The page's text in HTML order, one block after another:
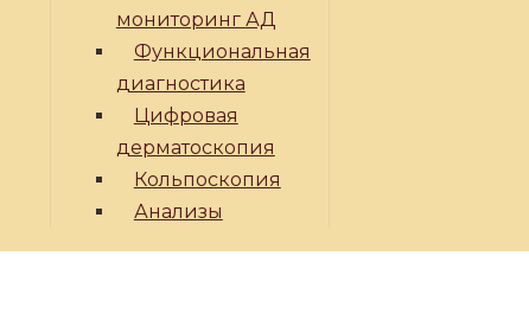
мониторинг АД
Функциональная
диагностика
Цифровая
дерматоскопия
Кольпоскопия
Анализы